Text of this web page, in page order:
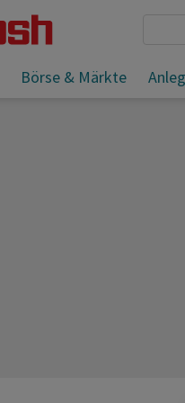
Börse & Märkte
Ausblick ABB: Starkes